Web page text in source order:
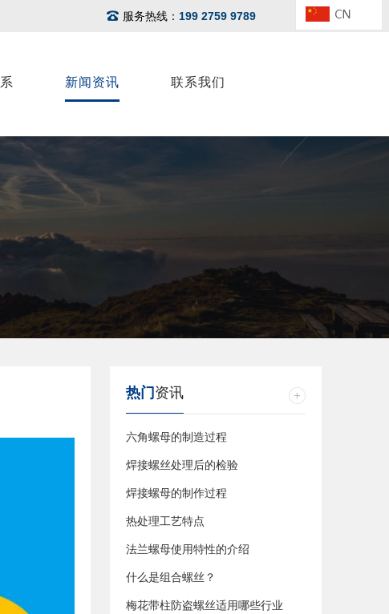
服务热线： 199 2759 9789
新闻资讯 联系我们
热门 资讯
六角螺母的制造过程
焊接螺丝处理后的检验
焊接螺母的制作过程
热处理工艺特点
法兰螺母使用特性的介绍
什么是组合螺丝？
梅花带柱防盗螺丝适用哪些行业